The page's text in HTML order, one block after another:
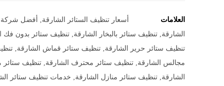
العلامات أسعار تنظيف الستائر الشارقة
أفضل شركة
الشارقة ,تنظيف ستائر بالبخار الشارقة ,تنظيف ستائر بدون فك
تنظيف ستائر حرير الشارقة ,تنظيف ستائر قماش الشارقة ,
مجالس الشارقة ,تنظيف ستائر محترف الشارقة ,تنظيف ستائر
الشارقة ,تنظيف ستائر منازل الشارقة خدمات تنظيف ستائر